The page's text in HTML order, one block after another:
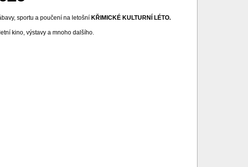
sportu a poučení na letošní KŘIMICKÉ KULTURNÍ LÉTO.
kino, výstavy a mnoho dalšího.